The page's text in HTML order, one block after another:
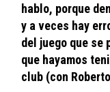
hablo, porque
y a veces hay
del juego que se
que hayamos
club (con